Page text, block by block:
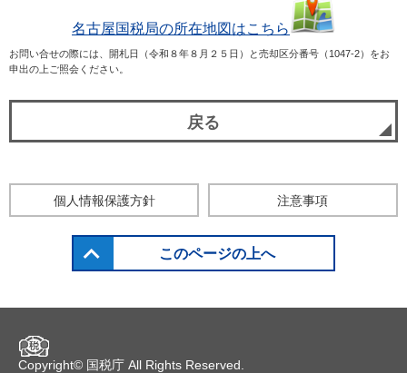
名古屋国税局の所在地図はこちら
お問い合せの際には、開札日（令和８年８月２５日）と売却区分番号（1047-2）をお
申出の上ご照会ください。
戻る
個人情報保護方針 注意事項
このページの上へ
Copyright© 国税庁 All Rights Reserved.